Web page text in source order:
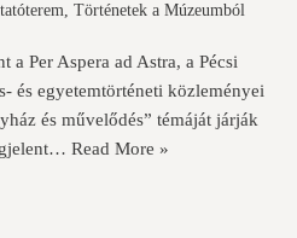
, Történetek a Múzeumból
a Per Aspera ad Astra, a Pécsi
és egyetemtörténeti közleményei
és művelődés” témáját járják
Read More »